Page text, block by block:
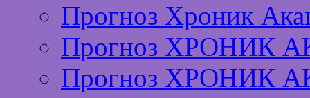
Прогноз Хроник
Прогноз ХРОНИК
Прогноз ХРОНИК